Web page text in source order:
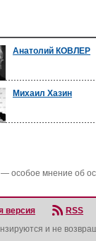
Анатолий КОВЛЕР
Михаил Хазин
— особое мнение об
версия
RSS
и не